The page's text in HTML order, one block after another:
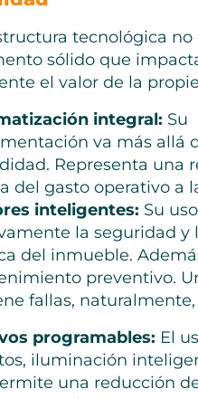
tecnológica no
sólido que
el valor de la
integral: Su
va más allá
Representa una
del gasto operativo a
inteligentes: Su
la seguridad y
del inmueble.
preventivo.
fallas, naturalmente,
programables: El
iluminación
una reducción